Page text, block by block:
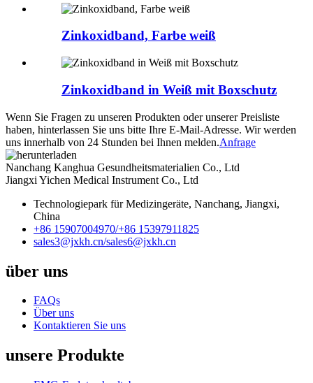
Zinkoxidband, Farbe weiß
Zinkoxidband in Weiß mit Boxschutz
Wenn Sie Fragen zu unseren Produkten oder unserer Preisliste
haben, hinterlassen Sie uns bitte Ihre E-Mail-Adresse. Wir werden
uns innerhalb von 24 Stunden bei Ihnen melden.Anfrage
Nanchang Kanghua Gesundheitsmaterialien Co., Ltd
Jiangxi Yichen Medical Instrument Co., Ltd
Technologiepark für Medizingeräte, Nanchang, Jiangxi,
China
+86 15907004970/+86 15397911825
sales3@jxkh.cn/sales6@jxkh.cn
über uns
FAQs
Über uns
Kontaktieren Sie uns
unsere Produkte